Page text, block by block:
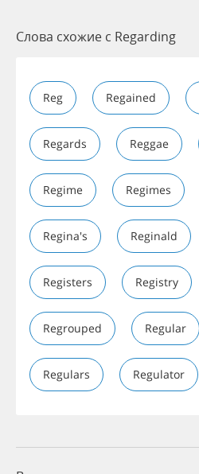
Слова схожие с Regarding
Reg Regained
Regards Reggae
Regime Regimes
Regina's Reginald
Registers Registry
Regrouped Regular
Regulars Regulator